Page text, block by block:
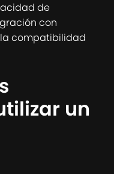
de
con
compatibilidad
un